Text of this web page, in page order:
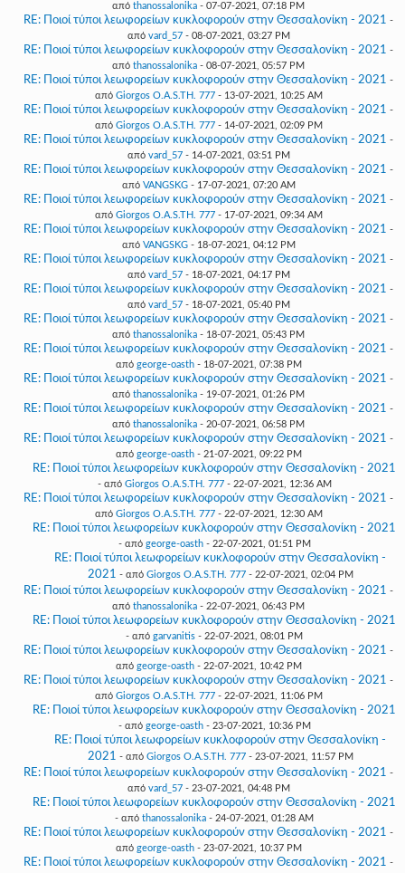
από thanossalonika - 07-07-2021, 07:18 PM
RE: Ποιοί τύποι λεωφορείων κυκλοφορούν στην Θεσσαλονίκη - 2021 -
από vard_57- 08-07-2021, 03:27 PM
RE: Ποιοί τύποι λεωφορείων κυκλοφορούν στην Θεσσαλονίκη - 2021 -
από thanossalonika - 08-07-2021, 05:57 PM
RE: Ποιοί τύποι λεωφορείων κυκλοφορούν στην Θεσσαλονίκη - 2021 -
από Giorgos O.A.S.TH. 777- 13-07-2021, 10:25 AM
RE: Ποιοί τύποι λεωφορείων κυκλοφορούν στην Θεσσαλονίκη - 2021 -
από Giorgos O.A.S.TH. 777- 14-07-2021, 02:09 PM
RE: Ποιοί τύποι λεωφορείων κυκλοφορούν στην Θεσσαλονίκη - 2021 -
από vard_57- 14-07-2021, 03:51 PM
RE: Ποιοί τύποι λεωφορείων κυκλοφορούν στην Θεσσαλονίκη - 2021 -
από VANGSKG- 17-07-2021, 07:20 AM
RE: Ποιοί τύποι λεωφορείων κυκλοφορούν στην Θεσσαλονίκη - 2021 -
από Giorgos O.A.S.TH. 777- 17-07-2021, 09:34 AM
RE: Ποιοί τύποι λεωφορείων κυκλοφορούν στην Θεσσαλονίκη - 2021 -
από VANGSKG- 18-07-2021, 04:12 PM
RE: Ποιοί τύποι λεωφορείων κυκλοφορούν στην Θεσσαλονίκη - 2021 -
από vard_57- 18-07-2021, 04:17 PM
RE: Ποιοί τύποι λεωφορείων κυκλοφορούν στην Θεσσαλονίκη - 2021 -
από vard_57- 18-07-2021, 05:40 PM
RE: Ποιοί τύποι λεωφορείων κυκλοφορούν στην Θεσσαλονίκη - 2021 -
από thanossalonika - 18-07-2021, 05:43 PM
RE: Ποιοί τύποι λεωφορείων κυκλοφορούν στην Θεσσαλονίκη - 2021 -
από george-oasth- 18-07-2021, 07:38 PM
RE: Ποιοί τύποι λεωφορείων κυκλοφορούν στην Θεσσαλονίκη - 2021 -
από thanossalonika - 19-07-2021, 01:26 PM
RE: Ποιοί τύποι λεωφορείων κυκλοφορούν στην Θεσσαλονίκη - 2021 -
από thanossalonika - 20-07-2021, 06:58 PM
RE: Ποιοί τύποι λεωφορείων κυκλοφορούν στην Θεσσαλονίκη - 2021 -
από george-oasth- 21-07-2021, 09:22 PM
RE: Ποιοί τύποι λεωφορείων κυκλοφορούν στην Θεσσαλονίκη - 2021
- από Giorgos O.A.S.TH. 777- 22-07-2021, 12:36 AM
RE: Ποιοί τύποι λεωφορείων κυκλοφορούν στην Θεσσαλονίκη - 2021 -
από Giorgos O.A.S.TH. 777- 22-07-2021, 12:30 AM
RE: Ποιοί τύποι λεωφορείων κυκλοφορούν στην Θεσσαλονίκη - 2021
- από george-oasth- 22-07-2021, 01:51 PM
RE: Ποιοί τύποι λεωφορείων κυκλοφορούν στην Θεσσαλονίκη -
2021 - από Giorgos O.A.S.TH. 777- 22-07-2021, 02:04 PM
RE: Ποιοί τύποι λεωφορείων κυκλοφορούν στην Θεσσαλονίκη - 2021 -
από thanossalonika - 22-07-2021, 06:43 PM
RE: Ποιοί τύποι λεωφορείων κυκλοφορούν στην Θεσσαλονίκη - 2021
- από garvanitis - 22-07-2021, 08:01 PM
RE: Ποιοί τύποι λεωφορείων κυκλοφορούν στην Θεσσαλονίκη - 2021 -
από george-oasth- 22-07-2021, 10:42 PM
RE: Ποιοί τύποι λεωφορείων κυκλοφορούν στην Θεσσαλονίκη - 2021 -
από Giorgos O.A.S.TH. 777- 22-07-2021, 11:06 PM
RE: Ποιοί τύποι λεωφορείων κυκλοφορούν στην Θεσσαλονίκη - 2021
- από george-oasth- 23-07-2021, 10:36 PM
RE: Ποιοί τύποι λεωφορείων κυκλοφορούν στην Θεσσαλονίκη -
2021 - από Giorgos O.A.S.TH. 777- 23-07-2021, 11:57 PM
RE: Ποιοί τύποι λεωφορείων κυκλοφορούν στην Θεσσαλονίκη - 2021 -
από vard_57- 23-07-2021, 04:48 PM
RE: Ποιοί τύποι λεωφορείων κυκλοφορούν στην Θεσσαλονίκη - 2021
- από thanossalonika - 24-07-2021, 01:28 AM
RE: Ποιοί τύποι λεωφορείων κυκλοφορούν στην Θεσσαλονίκη - 2021 -
από george-oasth- 23-07-2021, 10:37 PM
RE: Ποιοί τύποι λεωφορείων κυκλοφορούν στην Θεσσαλονίκη - 2021 -